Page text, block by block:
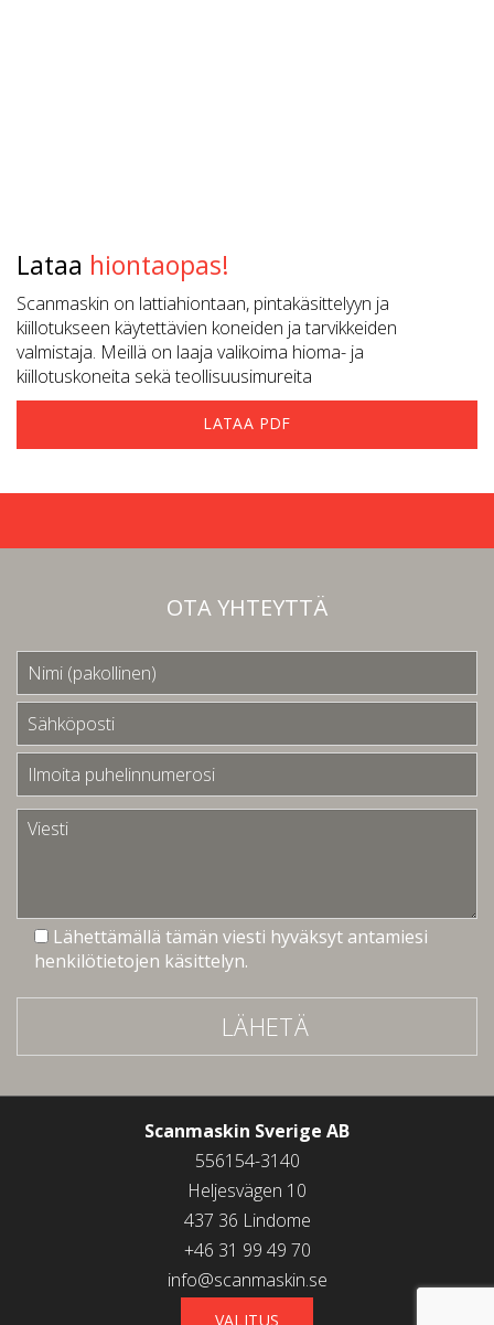
Lataa hiontaopas!
Scanmaskin on lattiahiontaan, pintakäsittelyyn ja
kiillotukseen käytettävien koneiden ja tarvikkeiden
valmistaja. Meillä on laaja valikoima hioma- ja
kiillotuskoneita sekä teollisuusimureita
LATAA PDF
OTA YHTEYTTÄ
Lähettämällä tämän viesti hyväksyt antamiesi
henkilötietojen käsittelyn.
LÄHETÄ
Scanmaskin Sverige AB
556154-3140
Heljesvägen 10
437 36 Lindome
+46 31 99 49 70
info@scanmaskin.se
VALITUS